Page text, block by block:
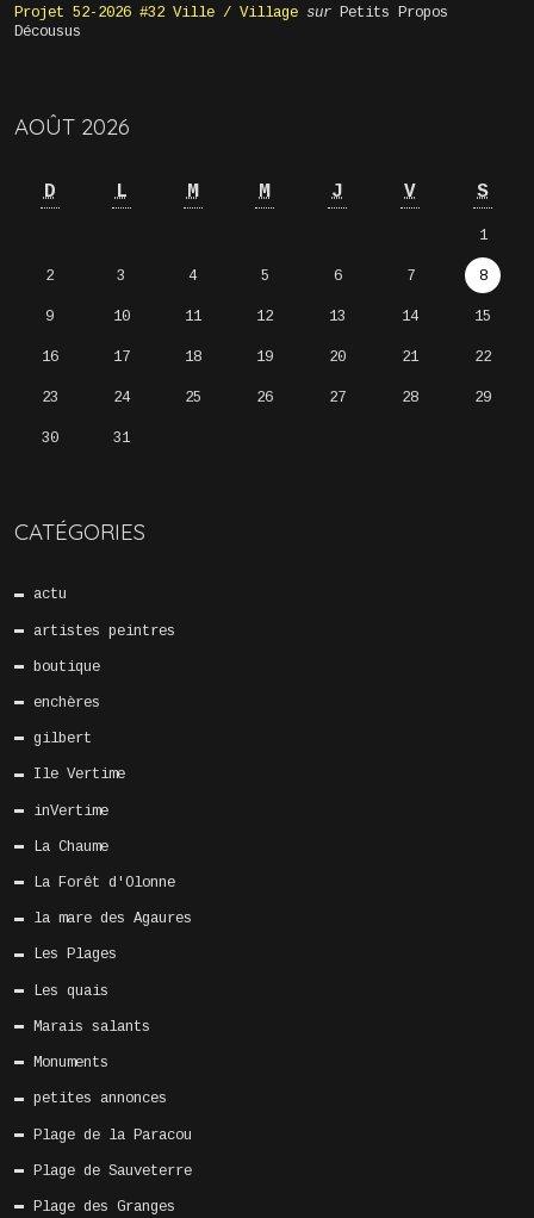
Projet 52-2026 #32 Ville / Villagesur Petits Propos
Décousus
AOÛT 2026
D L M M J V S
1
2 3 4 5 6 7 8
9 10 11 12 13 14 15
16 17 18 19 20 21 22
23 24 25 26 27 28 29
30 31
CATÉGORIES
actu
artistes peintres
boutique
enchères
gilbert
Ile Vertime
inVertime
La Chaume
La Forêt d'Olonne
la mare des Agaures
Les Plages
Les quais
Marais salants
Monuments
petites annonces
Plage de la Paracou
Plage de Sauveterre
Plage des Granges